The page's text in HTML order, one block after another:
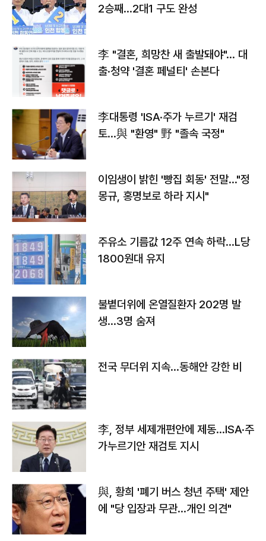
2승째…2대1 구도 완성
李 "결혼, 희망찬 새 출발돼야"… 대
출·청약 '결혼 페널티' 손본다
李대통령 'ISA·주가 누르기' 재검
토…與 "환영" 野 "졸속 국정"
이임생이 밝힌 '빵집 회동' 전말…"정
몽규, 홍명보로 하라 지시"
주유소 기름값 12주 연속 하락…L당
1800원대 유지
불볕더위에 온열질환자 202명 발
생…3명 숨져
전국 무더위 지속…동해안 강한 비
李, 정부 세제개편안에 제동…ISA·주
가누르기안 재검토 지시
與, 황희 '폐기 버스 청년 주택' 제안
에 "당 입장과 무관…개인 의견"